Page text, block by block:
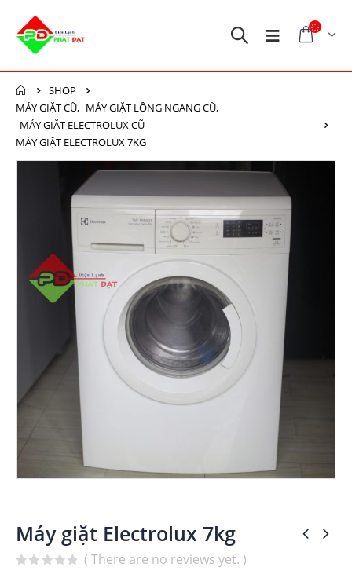
SHOP
MÁY GIẶT CŨ, MÁY GIẶT LỒNG NGANG CŨ,
MÁY GIẶT ELECTROLUX CŨ
MÁY GIẶT ELECTROLUX 7KG
Máy giặt Electrolux 7kg
( There are no reviews yet. )